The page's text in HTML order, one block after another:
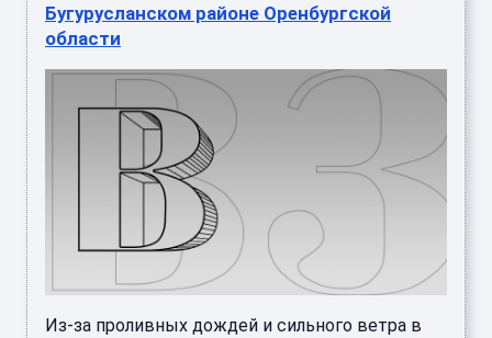
Бугурусланском районе Оренбургской
области
Из-за проливных дождей и сильного ветра в